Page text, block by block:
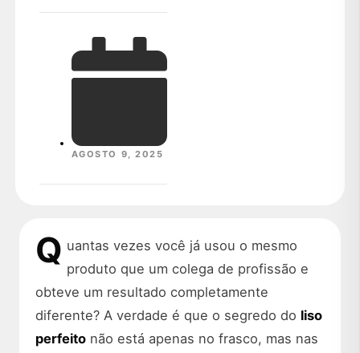
AGOSTO 9, 2025
Q uantas vezes você já usou o mesmo
produto que um colega de profissão e
obteve um resultado completamente
diferente? A verdade é que o segredo do liso
perfeito não está apenas no frasco, mas nas